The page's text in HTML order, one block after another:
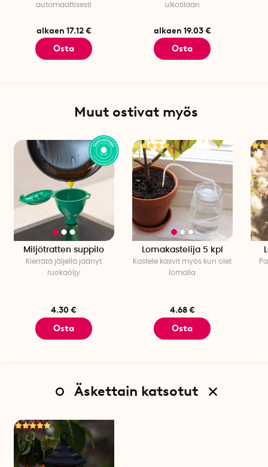
automaattisesti
alkaen 17.12 €
Osta
ulkotilaan
alkaen 19.03 €
Osta
Muut ostivat myös
Miljötratten suppilo
Kierrätä jäljellä jäänyt
ruokaöljy
4.30 €
Osta
Lomakastelija 5 kpl
Kastele kasvit myös kun olet
lomalla
4.68 €
Osta
Äskettain katsotut